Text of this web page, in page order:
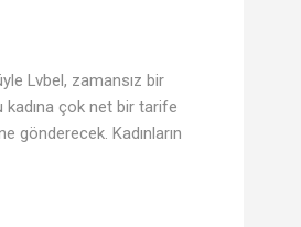
Lvbel, zamansız bir
kadına çok net bir tarife
gönderecek. Kadınların